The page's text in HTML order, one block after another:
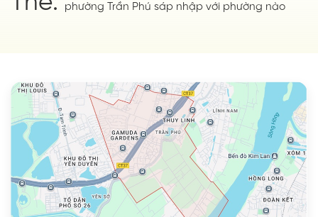
phường Trần Phú sáp nhập với phường nào